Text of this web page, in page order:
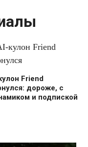
Friend
дороже, с
и подпиской